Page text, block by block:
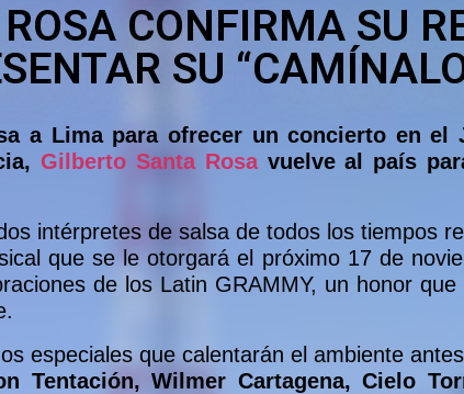
CONFIRMA SU
SU
a Lima para ofrecer un concierto en
Gilberto Santa Rosavuelve al país
intérpretes de salsa de todos los tiempos
que se le otorgará el próximo 17 de
de los Latin GRAMMY, un honor
especiales que calentarán el ambiente
Tentación, Wilmer Cartagena, Cielo